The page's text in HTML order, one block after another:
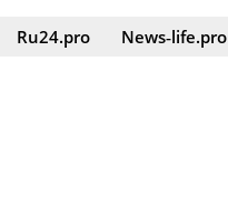
Ru24.pro News‑life.pro